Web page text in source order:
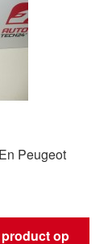
Peugeot
op